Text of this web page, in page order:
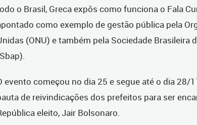
o Brasil, Greca expôs como funciona o Fala
como exemplo de gestão pública pela
(ONU) e também pela Sociedade Brasileira
evento começou no dia 25 e segue até o dia 28/
de reivindicações dos prefeitos para ser
eleito, Jair Bolsonaro.